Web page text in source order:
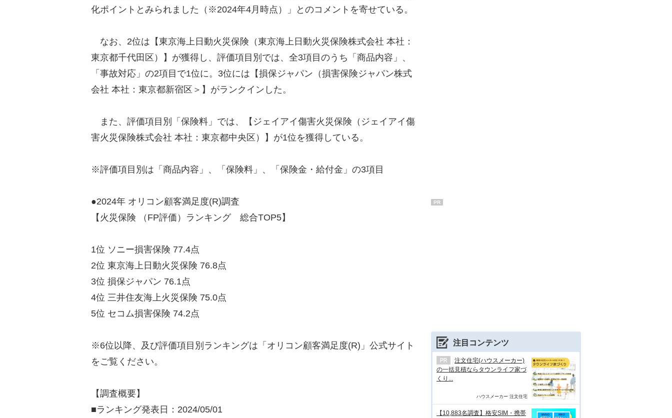
化ポイントとみられました（※2024年4月時点）」とのコメントを寄せている。
なお、2位は【東京海上日動火災保険（東京海上日動火災保険株式会社 本社：
東京都千代田区）】が獲得し、評価項目別では、全3項目のうち「商品内容」、
「事故対応」の2項目で1位に。3位には【損保ジャパン（損害保険ジャパン株式
会社 本社：東京都新宿区＞】がランクインした。
また、評価項目別「保険料」では、【ジェイアイ傷害火災保険（ジェイアイ傷
害火災保険株式会社 本社：東京都中央区）】が1位を獲得している。
※評価項目別は「商品内容」、「保険料」、「保険金・給付金」の3項目
●2024年 オリコン顧客満足度(R)調査
【火災保険 （FP評価）ランキング 総合TOP5】
1位 ソニー損害保険 77.4点
2位 東京海上日動火災保険 76.8点
3位 損保ジャパン 76.1点
4位 三井住友海上火災保険 75.0点
5位 セコム損害保険 74.2点
※6位以降、及び評価項目別ランキングは「オリコン顧客満足度(R)」公式サイト
をご覧ください。
【調査概要】
■ランキング発表日：2024/05/01
PR
注目コンテンツ
注文住宅(ハウスメーカー)
の一括見積ならタウンライフ家づ
くり...
ハウスメーカー 注文住宅
【10,883名調査】格安SIM・携帯